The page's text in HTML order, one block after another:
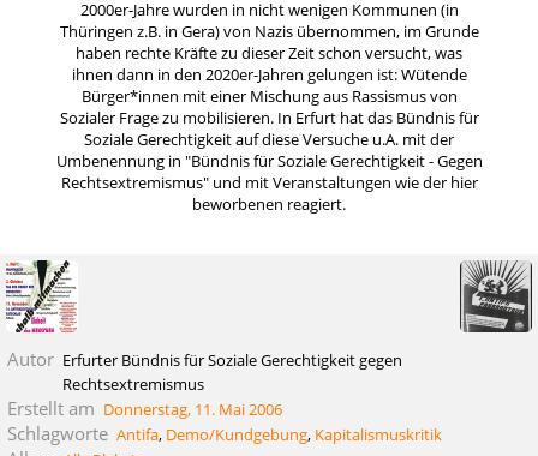
2000er-Jahre wurden in nicht wenigen Kommunen (in
Thüringen z.B. in Gera) von Nazis übernommen, im Grunde
haben rechte Kräfte zu dieser Zeit schon versucht, was
ihnen dann in den 2020er-Jahren gelungen ist: Wütende
Bürger*innen mit einer Mischung aus Rassismus von
Sozialer Frage zu mobilisieren. In Erfurt hat das Bündnis für
Soziale Gerechtigkeit auf diese Versuche u.A. mit der
Umbenennung in "Bündnis für Soziale Gerechtigkeit - Gegen
Rechtsextremismus" und mit Veranstaltungen wie der hier
beworbenen reagiert.
Autor Erfurter Bündnis für Soziale Gerechtigkeit gegen
Rechtsextremismus
Erstellt am Donnerstag, 11. Mai 2006
Schlagworte Antifa, Demo/Kundgebung, Kapitalismuskritik